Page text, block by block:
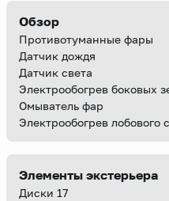
Обзор
Противотуманные фары
Датчик дождя
Датчик света
Электрообогрев боковых
Омыватель фар
Электрообогрев лобового
Элементы экстерьера
Диски 17